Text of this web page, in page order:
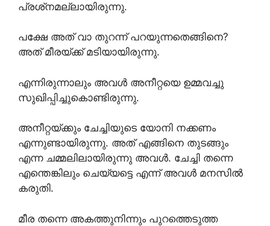
പ്രശ്‌നമല്ലായിരുന്നു.
പക്ഷേ അത് വാ തുറന്ന് പറയുന്നതെങ്ങിനെ?
അത് മീരയ്ക്ക് മടിയായിരുന്നു.
എന്നിരുന്നാലും അവൾ അനീറ്റയെ ഉമ്മവച്ചു
സുഖിപ്പിച്ചുകൊണ്ടിരുന്നു.
അനീറ്റയ്ക്കും ചേച്ചിയുടെ യോനി നക്കണം
എന്നുണ്ടായിരുന്നു. അത് എങ്ങിനെ തുടങ്ങും
എന്ന ചമ്മലിലായിരുന്നു അവൾ. ചേച്ചി തന്നെ
എന്തെങ്കിലും ചെയ്യട്ടെ എന്ന് അവൾ മനസിൽ
കരുതി.
മീര തന്നെ അകത്തുനിന്നും പുറത്തെടുത്ത